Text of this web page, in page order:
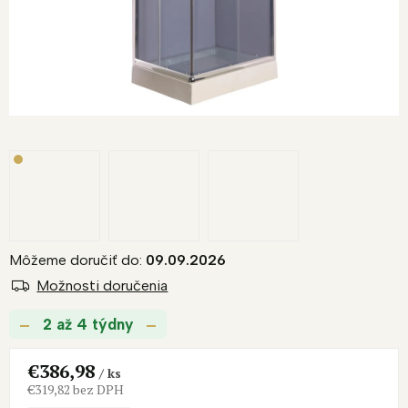
2 až 4 týdny
Môžeme doručiť do: 09.09.2026
Možnosti doručenia
€386,98/ ks
€319,82 bez DPH